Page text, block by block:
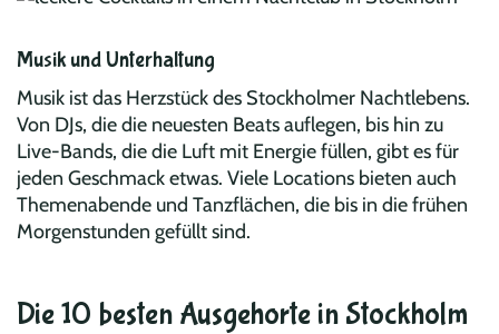
Musik und Unterhaltung
Musik ist das Herzstück des Stockholmer Nachtlebens.
Von DJs, die die neuesten Beats auflegen, bis hin zu
Live-Bands, die die Luft mit Energie füllen, gibt es für
jeden Geschmack etwas. Viele Locations bieten auch
Themenabende und Tanzflächen, die bis in die frühen
Morgenstunden gefüllt sind.
Die 10 besten Ausgehorte in Stockholm